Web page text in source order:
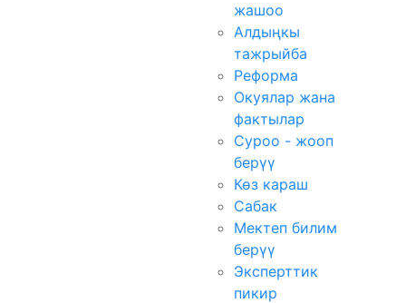
жашоо
Алдыңкы
тажрыйба
Реформа
Окуялар жана
фактылар
Суроо - жооп
берүү
Көз караш
Сабак
Мектеп билим
берүү
Эксперттик
пикир